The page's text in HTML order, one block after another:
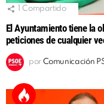
Compartido
El Ayuntamiento tiene la
peticiones de cualquier
por Comunicación